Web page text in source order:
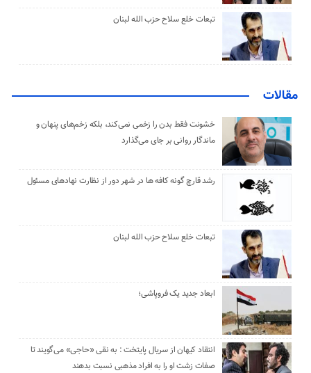
تبعات خلع سلاح حزب الله لبنان
مقالات
خشونت فقط بدن را زخمی نمی‌کند، بلکه زخم‌های پنهان و
ماندگار روانی بر جای می‌گذارد
رشد قارچ گونه کافه ها در شهر دور از نظارت نهادهای مسئول
تبعات خلع سلاح حزب الله لبنان
ابعاد جدید یک فروپاشی؛
انتقاد کیهان از سریال پایتخت : به نقی «حاجی» می‌گویند تا
صفات زشت او را به افراد مذهبی نسبت بدهند